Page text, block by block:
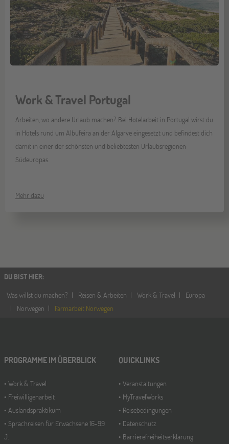
Work & Travel Portugal
Arbeiten, wo andere Urlaub machen? Bei Hotelarbeit in Portugal wirst du
in Hotels rund um Albufeira an der Algarve eingesetzt und befindest dich
damit in einer der schönsten und beliebtesten Urlaubsregionen
Südeuropas.
Mehr dazu
DU BIST HIER:
Was willst du machen?
Reisen & Arbeiten Work & Travel
Europa
Norwegen
Farmarbeit Norwegen
PROGRAMME IM ÜBERBLICK
Work & Travel
Freiwilligenarbeit
Auslandspraktikum
Sprachreisen für Erwachsene 16-99
J.
QUICKLINKS
Veranstaltungen
MyTravelWorks
Reisebedingungen
Datenschutz
Barrierefreiheitserklärung